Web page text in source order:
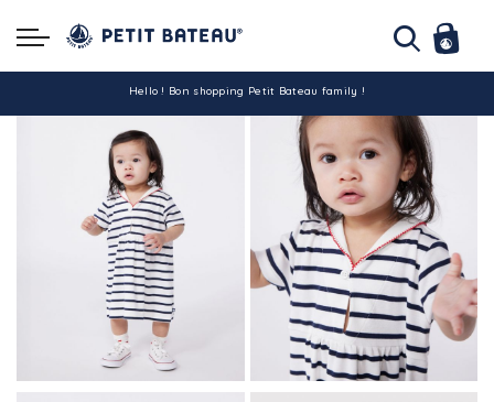
Hello ! Bon shopping Petit Bateau family !
La livraison est assurée partout en Tunisie !
-10% pour tout paiement par carte bancaire (hors promo)